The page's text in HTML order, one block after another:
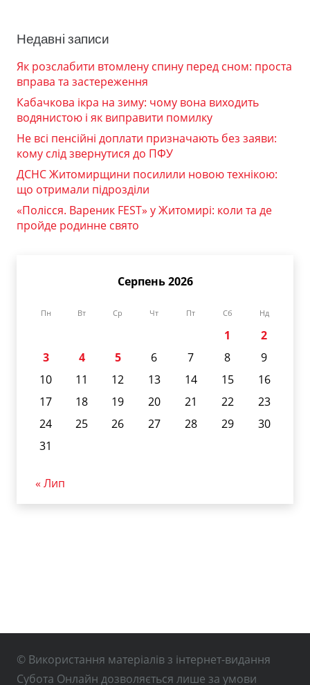
Недавні записи
Як розслабити втомлену спину перед сном: проста
вправа та застереження
Кабачкова ікра на зиму: чому вона виходить
водянистою і як виправити помилку
Не всі пенсійні доплати призначають без заяви:
кому слід звернутися до ПФУ
ДСНС Житомирщини посилили новою технікою:
що отримали підрозділи
«Полісся. Вареник FEST» у Житомирі: коли та де
пройде родинне свято
Серпень 2026
Пн Вт Ср Чт Пт Сб Нд
1
2
3
4 5 6 7 8
9
10
11 12 13 14 15
16
17
18 19 20 21 22
23
24
25 26 27 28 29
30
31
« Лип
© Використання матеріалів з інтернет-видання
Субота Онлайн дозволяється лише за умови